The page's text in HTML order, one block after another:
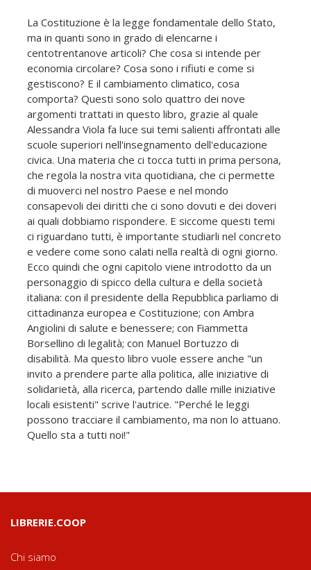
La Costituzione è la legge fondamentale dello Stato,
ma in quanti sono in grado di elencarne i
centotrentanove articoli? Che cosa si intende per
economia circolare? Cosa sono i rifiuti e come si
gestiscono? E il cambiamento climatico, cosa
comporta? Questi sono solo quattro dei nove
argomenti trattati in questo libro, grazie al quale
Alessandra Viola fa luce sui temi salienti affrontati alle
scuole superiori nell'insegnamento dell'educazione
civica. Una materia che ci tocca tutti in prima persona,
che regola la nostra vita quotidiana, che ci permette
di muoverci nel nostro Paese e nel mondo
consapevoli dei diritti che ci sono dovuti e dei doveri
ai quali dobbiamo rispondere. E siccome questi temi
ci riguardano tutti, è importante studiarli nel concreto
e vedere come sono calati nella realtà di ogni giorno.
Ecco quindi che ogni capitolo viene introdotto da un
personaggio di spicco della cultura e della società
italiana: con il presidente della Repubblica parliamo di
cittadinanza europea e Costituzione; con Ambra
Angiolini di salute e benessere; con Fiammetta
Borsellino di legalità; con Manuel Bortuzzo di
disabilità. Ma questo libro vuole essere anche "un
invito a prendere parte alla politica, alle iniziative di
solidarietà, alla ricerca, partendo dalle mille iniziative
locali esistenti" scrive l'autrice. "Perché le leggi
possono tracciare il cambiamento, ma non lo attuano.
Quello sta a tutti noi!"
LIBRERIE.COOP
Chi siamo